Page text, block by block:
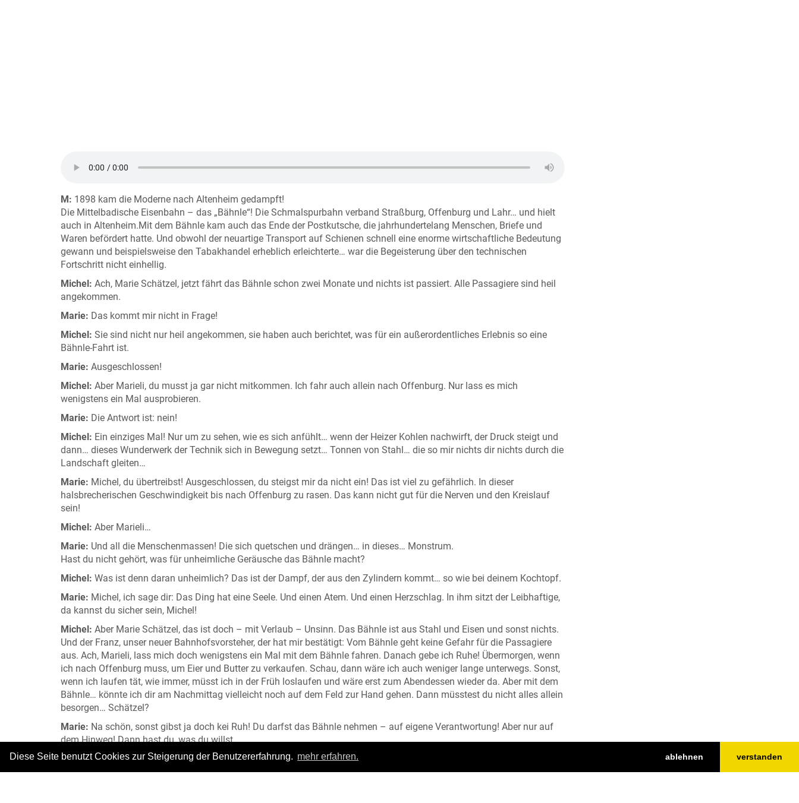
Diese Seite benutzt Cookies zur Steigerung der Benutzererfahrung. mehr erfahren. ablehnen verstanden
M: 1898 kam die Moderne nach Altenheim gedampft!
Die Mittelbadische Eisenbahn – das „Bähnle“! Die Schmalspurbahn verband Straßburg, Offenburg und Lahr… und hielt
auch in Altenheim.Mit dem Bähnle kam auch das Ende der Postkutsche, die jahrhundertelang Menschen, Briefe und
Waren befördert hatte. Und obwohl der neuartige Transport auf Schienen schnell eine enorme wirtschaftliche Bedeutung
gewann und beispielsweise den Tabakhandel erheblich erleichterte… war die Begeisterung über den technischen
Fortschritt nicht einhellig.
Michel: Ach, Marie Schätzel, jetzt fährt das Bähnle schon zwei Monate und nichts ist passiert. Alle Passagiere sind heil
angekommen.
Marie: Das kommt mir nicht in Frage!
Michel: Sie sind nicht nur heil angekommen, sie haben auch berichtet, was für ein außerordentliches Erlebnis so eine
Bähnle-Fahrt ist.
Marie: Ausgeschlossen!
Michel: Aber Marieli, du musst ja gar nicht mitkommen. Ich fahr auch allein nach Offenburg. Nur lass es mich
wenigstens ein Mal ausprobieren.
Marie: Die Antwort ist: nein!
Michel: Ein einziges Mal! Nur um zu sehen, wie es sich anfühlt… wenn der Heizer Kohlen nachwirft, der Druck steigt und
dann… dieses Wunderwerk der Technik sich in Bewegung setzt… Tonnen von Stahl… die so mir nichts dir nichts durch die
Landschaft gleiten…
Marie: Michel, du übertreibst! Ausgeschlossen, du steigst mir da nicht ein! Das ist viel zu gefährlich. In dieser
halsbrecherischen Geschwindigkeit bis nach Offenburg zu rasen. Das kann nicht gut für die Nerven und den Kreislauf
sein!
Michel: Aber Marieli…
Marie: Und all die Menschenmassen! Die sich quetschen und drängen… in dieses… Monstrum.
Hast du nicht gehört, was für unheimliche Geräusche das Bähnle macht?
Michel: Was ist denn daran unheimlich? Das ist der Dampf, der aus den Zylindern kommt… so wie bei deinem Kochtopf.
Marie: Michel, ich sage dir: Das Ding hat eine Seele. Und einen Atem. Und einen Herzschlag. In ihm sitzt der Leibhaftige,
da kannst du sicher sein, Michel!
Michel: Aber Marie Schätzel, das ist doch – mit Verlaub – Unsinn. Das Bähnle ist aus Stahl und Eisen und sonst nichts.
Und der Franz, unser neuer Bahnhofsvorsteher, der hat mir bestätigt: Vom Bähnle geht keine Gefahr für die Passagiere
aus. Ach, Marieli, lass mich doch wenigstens ein Mal mit dem Bähnle fahren. Danach gebe ich Ruhe! Übermorgen, wenn
ich nach Offenburg muss, um Eier und Butter zu verkaufen. Schau, dann wäre ich auch weniger lange unterwegs. Sonst,
wenn ich laufen tät, wie immer, müsst ich in der Früh loslaufen und wäre erst zum Abendessen wieder da. Aber mit dem
Bähnle… könnte ich dir am Nachmittag vielleicht noch auf dem Feld zur Hand gehen. Dann müsstest du nicht alles allein
besorgen… Schätzel?
Marie: Na schön, sonst gibst ja doch kei Ruh! Du darfst das Bähnle nehmen – auf eigene Verantwortung! Aber nur auf
dem Hinweg! Dann hast du, was du willst.
Michel:Aber Marie…